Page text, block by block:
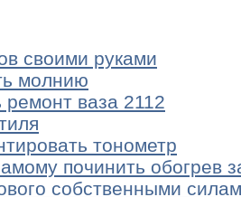
своими руками
молнию
ремонт ваза 2112
тонометр
починить обогрев
собственными